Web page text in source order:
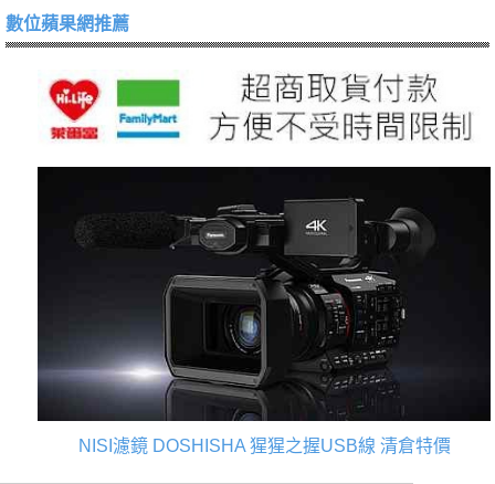
數位蘋果網推薦
NISI濾鏡 DOSHISHA 猩猩之握USB線 清倉特價